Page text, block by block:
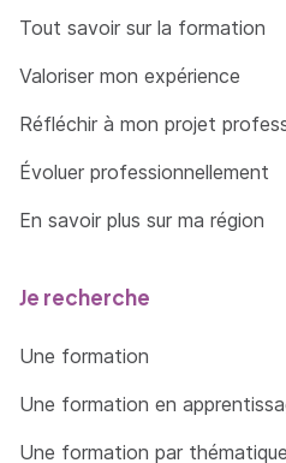
Tout savoir sur la formation
Valoriser mon expérience
Réfléchir à mon projet
Évoluer professionnellement
En savoir plus sur ma région
Je recherche
Une formation
Une formation en
Une formation par thématique